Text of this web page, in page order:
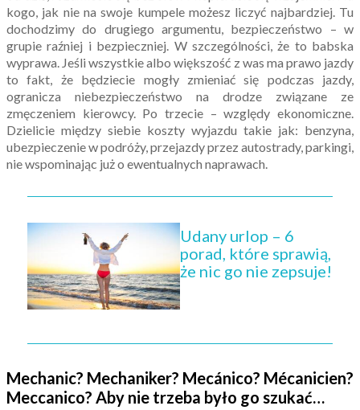
kogo, jak nie na swoje kumpele możesz liczyć najbardziej. Tu
dochodzimy do drugiego argumentu, bezpieczeństwo – w
grupie raźniej i bezpieczniej. W szczególności, że to babska
wyprawa. Jeśli wszystkie albo większość z was ma prawo jazdy
to fakt, że będziecie mogły zmieniać się podczas jazdy,
ogranicza niebezpieczeństwo na drodze związane ze
zmęczeniem kierowcy. Po trzecie – względy ekonomiczne.
Dzielicie między siebie koszty wyjazdu takie jak: benzyna,
ubezpieczenie w podróży, przejazdy przez autostrady, parkingi,
nie wspominając już o ewentualnych naprawach.
Udany urlop – 6
porad, które sprawią,
że nic go nie zepsuje!
Mechanic? Mechaniker? Mecánico? Mécanicien?
Meccanico? Aby nie trzeba było go szukać…